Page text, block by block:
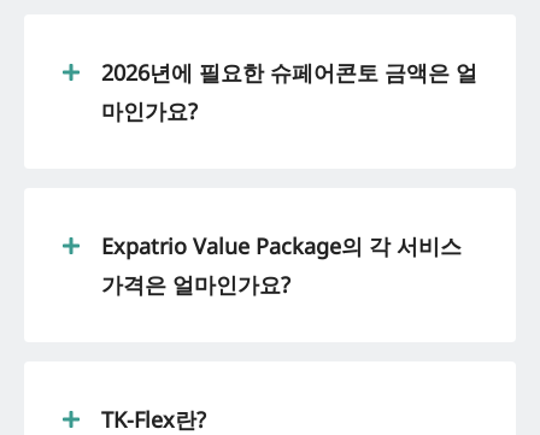
2026년에 필요한 슈페어콘토 금액은 얼
마인가요?
Expatrio Value Package의 각 서비스
가격은 얼마인가요?
TK-Flex란?